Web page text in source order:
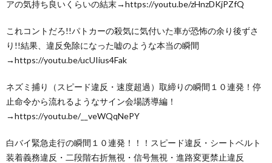
アの気持ち良いくらいの結末→https://youtu.be/zHnzDKjPZfQ
これコントだろ!!パトカーの殺気に気付いた車が恐怖の余り後ずさ
り!!結果、違反免除になった嘘のような本当の瞬間
→https://youtu.be/ucUIius4Fak
ネズミ捕り（スピード違反・速度超過）取締りの瞬間１０連発！停
止命令から流れるようなサイン会場誘導編！
→https://youtu.be/__veWQqNePY
白バイ緊急走行の瞬間１０連発！！！スピード違反・シートベルト
装着義務違反・二段階右折無視・信号無視・進路変更禁止違反